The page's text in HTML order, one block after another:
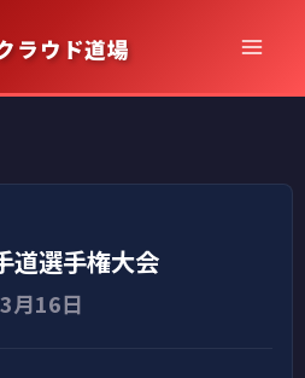
ラウド道場
道選手権大会
月16日